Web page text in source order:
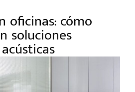
oficinas: cómo
soluciones